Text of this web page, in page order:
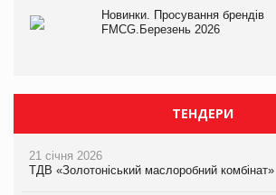
Новинки. Просування брендів
FMCG.Березень 2026
ТЕНДЕРИ
21 січня 2026
ТДВ «Золотоніський маслоробний комбінат»